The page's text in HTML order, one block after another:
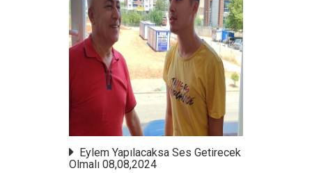
Eylem Yapılacaksa Ses Getirecek
Olmalı 08,08,2024